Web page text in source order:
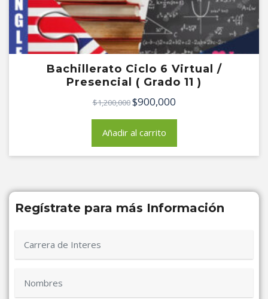
Bachillerato Ciclo 6 Virtual /
Presencial ( Grado 11 )
$1,200,000El
original
era:
$900,000El
es:
Añadir al carrito
Regístrate para más Información